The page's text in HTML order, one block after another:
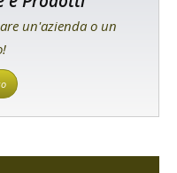
un'azienda o un